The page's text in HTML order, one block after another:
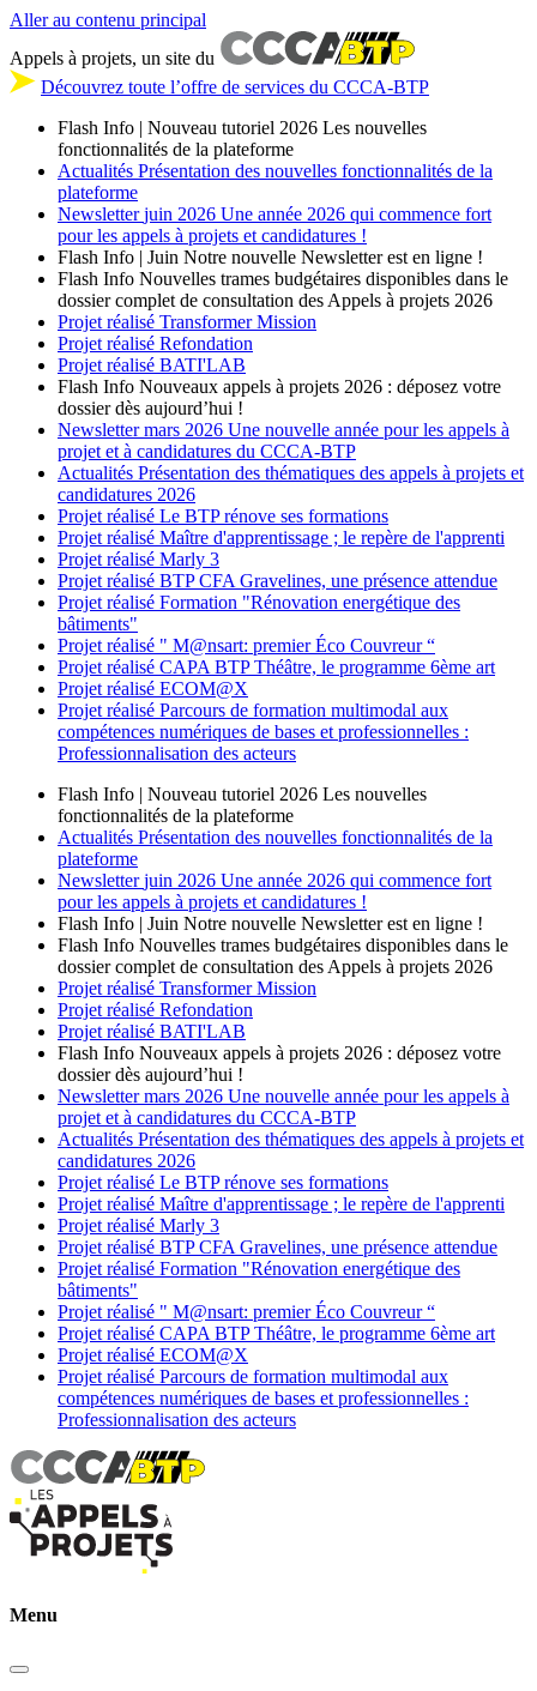
Aller au contenu principal
Appels à projets, un site du
Découvrez toute l’offre de services du CCCA-BTP
Flash Info | Nouveau tutoriel 2026 Les nouvelles
fonctionnalités de la plateforme
Actualités Présentation des nouvelles fonctionnalités de la
plateforme
Newsletter juin 2026 Une année 2026 qui commence fort
pour les appels à projets et candidatures !
Flash Info | Juin Notre nouvelle Newsletter est en ligne !
Flash Info Nouvelles trames budgétaires disponibles dans le
dossier complet de consultation des Appels à projets 2026
Projet réalisé Transformer Mission
Projet réalisé Refondation
Projet réalisé BATI'LAB
Flash Info Nouveaux appels à projets 2026 : déposez votre
dossier dès aujourd’hui !
Newsletter mars 2026 Une nouvelle année pour les appels à
projet et à candidatures du CCCA-BTP
Actualités Présentation des thématiques des appels à projets et
candidatures 2026
Projet réalisé Le BTP rénove ses formations
Projet réalisé Maître d'apprentissage ; le repère de l'apprenti
Projet réalisé Marly 3
Projet réalisé BTP CFA Gravelines, une présence attendue
Projet réalisé Formation "Rénovation energétique des
bâtiments"
Projet réalisé " M@nsart: premier Éco Couvreur “
Projet réalisé CAPA BTP Théâtre, le programme 6ème art
Projet réalisé ECOM@X
Projet réalisé Parcours de formation multimodal aux
compétences numériques de bases et professionnelles :
Professionnalisation des acteurs
Flash Info | Nouveau tutoriel 2026 Les nouvelles
fonctionnalités de la plateforme
Actualités Présentation des nouvelles fonctionnalités de la
plateforme
Newsletter juin 2026 Une année 2026 qui commence fort
pour les appels à projets et candidatures !
Flash Info | Juin Notre nouvelle Newsletter est en ligne !
Flash Info Nouvelles trames budgétaires disponibles dans le
dossier complet de consultation des Appels à projets 2026
Projet réalisé Transformer Mission
Projet réalisé Refondation
Projet réalisé BATI'LAB
Flash Info Nouveaux appels à projets 2026 : déposez votre
dossier dès aujourd’hui !
Newsletter mars 2026 Une nouvelle année pour les appels à
projet et à candidatures du CCCA-BTP
Actualités Présentation des thématiques des appels à projets et
candidatures 2026
Projet réalisé Le BTP rénove ses formations
Projet réalisé Maître d'apprentissage ; le repère de l'apprenti
Projet réalisé Marly 3
Projet réalisé BTP CFA Gravelines, une présence attendue
Projet réalisé Formation "Rénovation energétique des
bâtiments"
Projet réalisé " M@nsart: premier Éco Couvreur “
Projet réalisé CAPA BTP Théâtre, le programme 6ème art
Projet réalisé ECOM@X
Projet réalisé Parcours de formation multimodal aux
compétences numériques de bases et professionnelles :
Professionnalisation des acteurs
Menu